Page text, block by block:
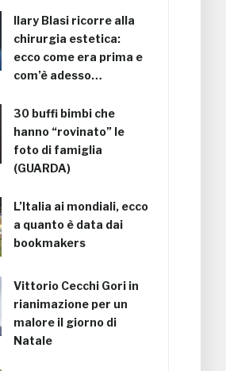
Ilary Blasi ricorre alla
chirurgia estetica:
ecco come era prima e
com’è adesso…
30 buffi bimbi che
hanno “rovinato” le
foto di famiglia
(GUARDA)
L’Italia ai mondiali, ecco
a quanto è data dai
bookmakers
Vittorio Cecchi Gori in
rianimazione per un
malore il giorno di
Natale